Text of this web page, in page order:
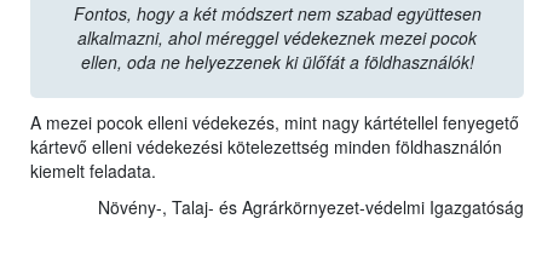
Fontos, hogy a két módszert nem szabad együttesen
alkalmazni, ahol méreggel védekeznek mezei pocok
ellen, oda ne helyezzenek ki ülőfát a földhasználók!
A mezei pocok elleni védekezés, mint nagy kártétellel fenyegető
kártevő elleni védekezési kötelezettség minden földhasználón
kiemelt feladata.
Növény-, Talaj- és Agrárkörnyezet-védelmi Igazgatóság